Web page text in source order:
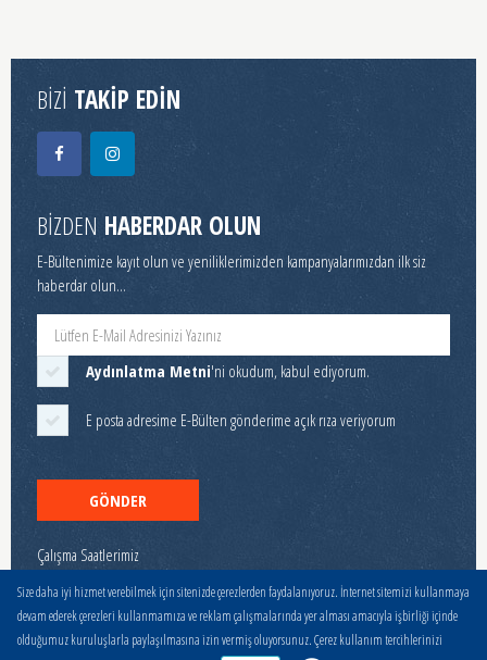
Size daha iyi hizmet verebilmek için sitenizde çerezlerden faydalanıyoruz. İnternet sitemizi kullanmaya
devam ederek çerezleri kullanmamıza ve reklam çalışmalarında yer alması amacıyla işbirliği içinde
olduğumuz kuruluşlarla paylaşılmasına izin vermiş oluyorsunuz. Çerez kullanım tercihlerinizi
BİZİ TAKİP EDİN
BİZDEN HABERDAR OLUN
E-Bültenimize kayıt olun ve yeniliklerimizden kampanyalarımızdan ilk siz
haberdar olun...
Aydınlatma Metni'ni okudum, kabul ediyorum.
E posta adresime E-Bülten gönderime açık rıza veriyorum
GÖNDER
Çalışma Saatlerimiz
Hafta İçi 08:00-11:00 ve 12:00-17:00
© 2025 Stoeger Tüm Hakkı Kişisel Verilerin Korunması |Çerez Zeytin